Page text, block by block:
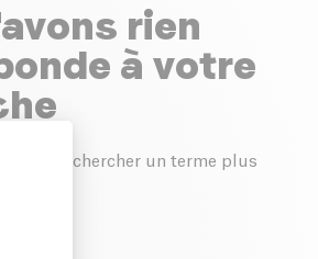
rien
à votre
ou chercher un terme plus
Personalize